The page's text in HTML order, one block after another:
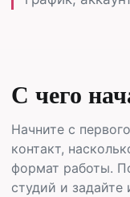
С чего
Начните с
контакт,
формат работы.
студий и